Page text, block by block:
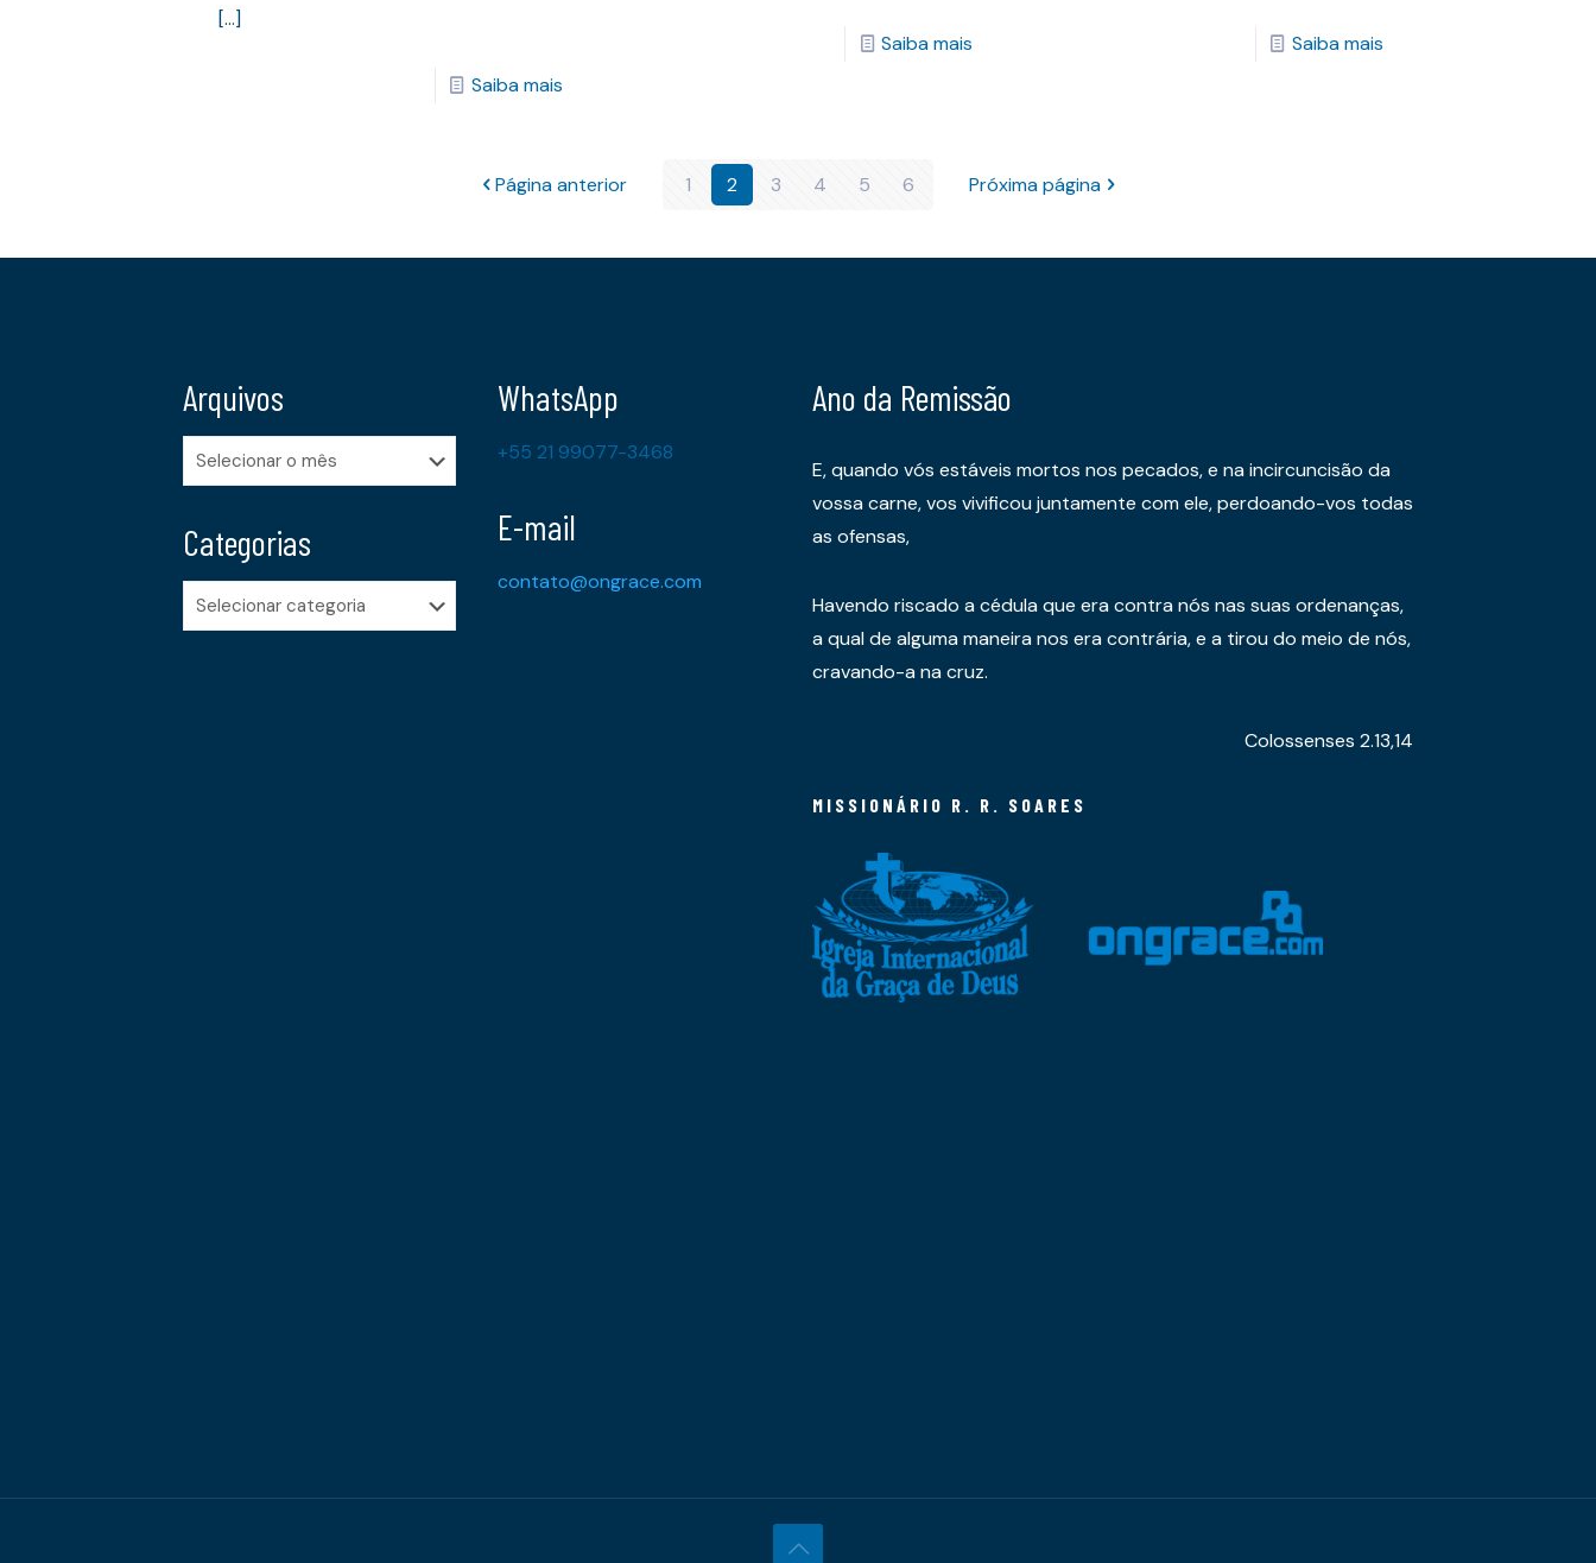
[…]
Saiba mais
Saiba mais Saiba mais
Página anterior 1 2 3 4 5 6 Próxima página
Arquivos
Arquivos
Categorias
Categorias
WhatsApp
+55 21 99077-3468
E-mail
contato@ongrace.com
Ano da Remissão
E, quando vós estáveis mortos nos pecados, e na incircuncisão da
vossa carne, vos vivificou juntamente com ele, perdoando-vos todas
as ofensas,
Havendo riscado a cédula que era contra nós nas suas ordenanças,
a qual de alguma maneira nos era contrária, e a tirou do meio de nós,
cravando-a na cruz.
Colossenses 2.13,14
MISSIONÁRIO R. R. SOARES